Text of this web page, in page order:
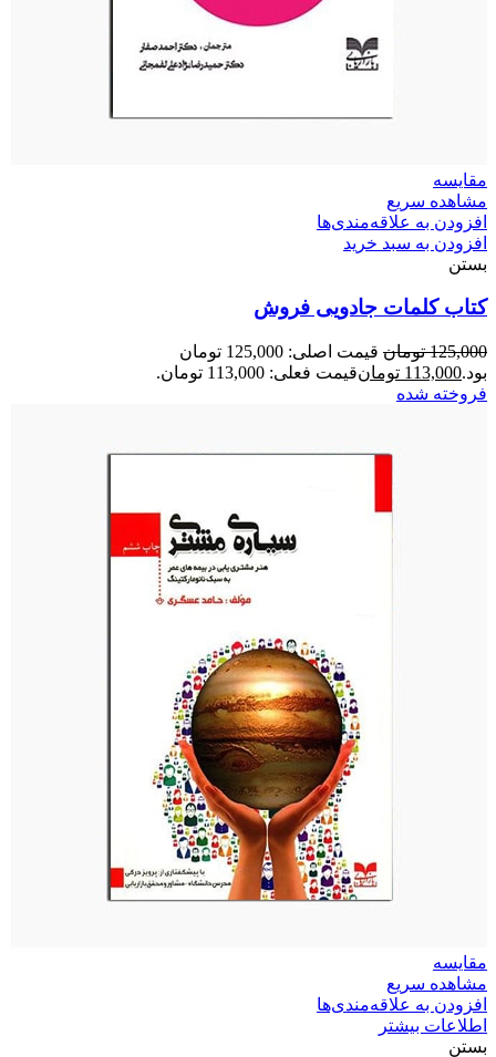
مقایسه
مشاهده سریع
افزودن به علاقه‌مندی‌ها
افزودن به سبد خرید
بستن
کتاب کلمات جادویی فروش
125,000 تومان
قیمت اصلی: 125,000 تومان
بود.113,000 تومانقیمت فعلی: 113,000 تومان.
فروخته شده
مقایسه
مشاهده سریع
افزودن به علاقه‌مندی‌ها
اطلاعات بیشتر
بستن